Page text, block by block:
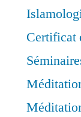
Certificat